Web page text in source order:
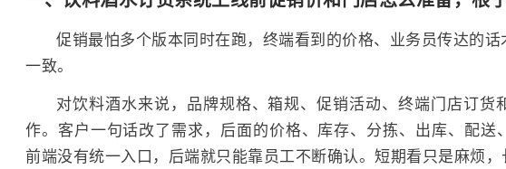
促销最怕多个版本同时在跑，终端看到的价格、业务员传达的
一致。
对饮料酒水来说，品牌规格、箱规、促销活动、终端门店订货
作。客户一句话改了需求，后面的价格、库存、分拣、出库、配送
前端没有统一入口，后端就只能靠员工不断确认。短期看只是麻烦，